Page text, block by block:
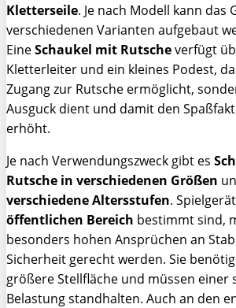
Kletterseile. Je nach Modell kann das
verschiedenen Varianten aufgebaut
EineSchaukel mit Rutscheverfügt
Kletterleiter und ein kleines Podest,
Zugang zur Rutsche ermöglicht,
Ausguck dient und damit den
erhöht.
Je nach Verwendungszweck gibt es
Rutsche in verschiedenen Größen
verschiedene Altersstufen.
öffentlichen Bereich bestimmt sind,
besonders hohen Ansprüchen an
Sicherheit gerecht werden. Sie
größere Stellfläche und müssen einer
Belastung standhalten. Auch an den